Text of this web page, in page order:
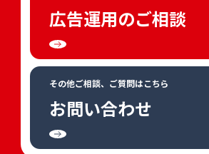
広告運用のご相談
その他ご相談、ご質問はこちら
お問い合わせ